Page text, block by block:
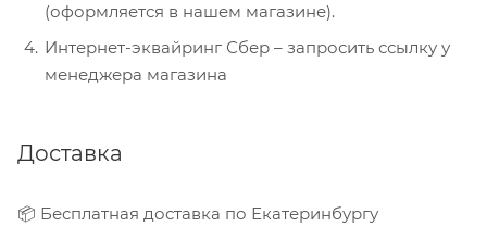
(оформляется в нашем магазине).
Интернет-эквайринг Сбер – запросить ссылку у
менеджера магазина
Доставка
📦 Бесплатная доставка по Екатеринбургу